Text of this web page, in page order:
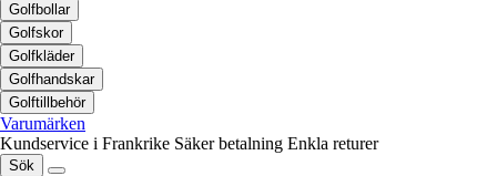
Golfbollar
Golfskor
Golfkläder
Golfhandskar
Golftillbehör
Varumärken
Kundservice i Frankrike Säker betalning Enkla returer
Sök